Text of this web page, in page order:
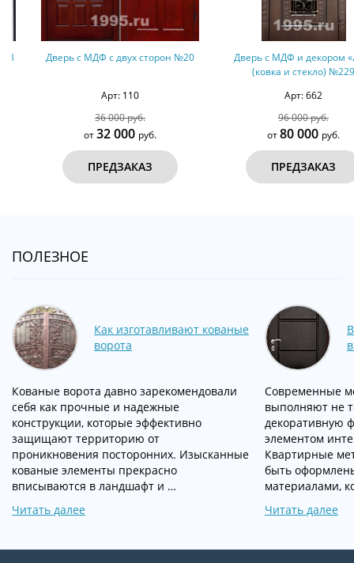
Дверь с МДФ с двух сторон №20
Арт: 110
36 000 руб.
32 000руб.
ПРЕДЗАКАЗ
Дверь с МДФ и декором «лев»
(ковка и стекло) №229
Арт: 662
96 000 руб.
80 000руб.
ПРЕДЗАКАЗ
ПОЛЕЗНОЕ
Как изготавливают кованые
ворота
Кованые ворота давно зарекомендовали
себя как прочные и надежные
конструкции, которые эффективно
защищают территорию от
проникновения посторонних. Изысканные
кованые элементы прекрасно
вписываются в ландшафт и …
Читать далее
Современные
выполняют не
декоративную
элементом
Квартирные
быть
материалами,
Читать далее